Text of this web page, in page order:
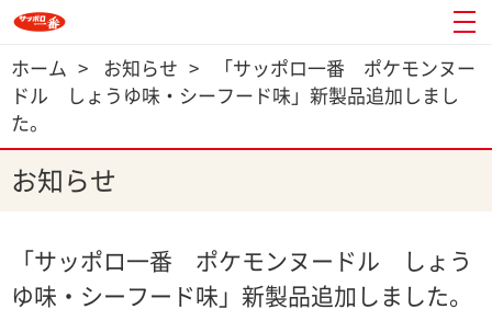
ホーム > お知らせ >
「サッポロ一番 ポケモンヌー
ドル しょうゆ味・シーフード味」新製品追加しまし
た。
お知らせ
「サッポロ一番 ポケモンヌードル しょう
ゆ味・シーフード味」新製品追加しました。